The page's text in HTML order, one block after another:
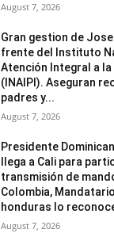
August 7, 2026
Gran gestion de
frente del Instituto
Atención Integral a
(INAIPI). Aseguran
padres y...
August 7, 2026
Presidente
llega a Cali para
transmisión de
Colombia,
honduras lo
August 7, 2026